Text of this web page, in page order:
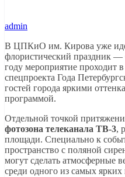
admin
В ЦПКиО им. Кирова уже
флористический праздник
году мероприятие проходит
спецпроекта Года
гостей города яркими
программой.
Отдельной точкой
фотозона телеканала ТВ-3,
площади. Специально к
пространство с поляной
могут сделать атмосферные
среди одного из самых